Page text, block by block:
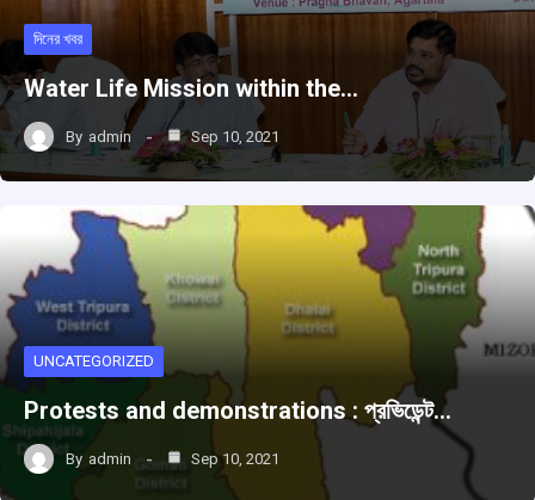
দিনের খবর
Water Life Mission within the…
By admin Sep 10, 2021
UNCATEGORIZED
Protests and demonstrations : প্রভিডেন্ট…
By admin Sep 10, 2021